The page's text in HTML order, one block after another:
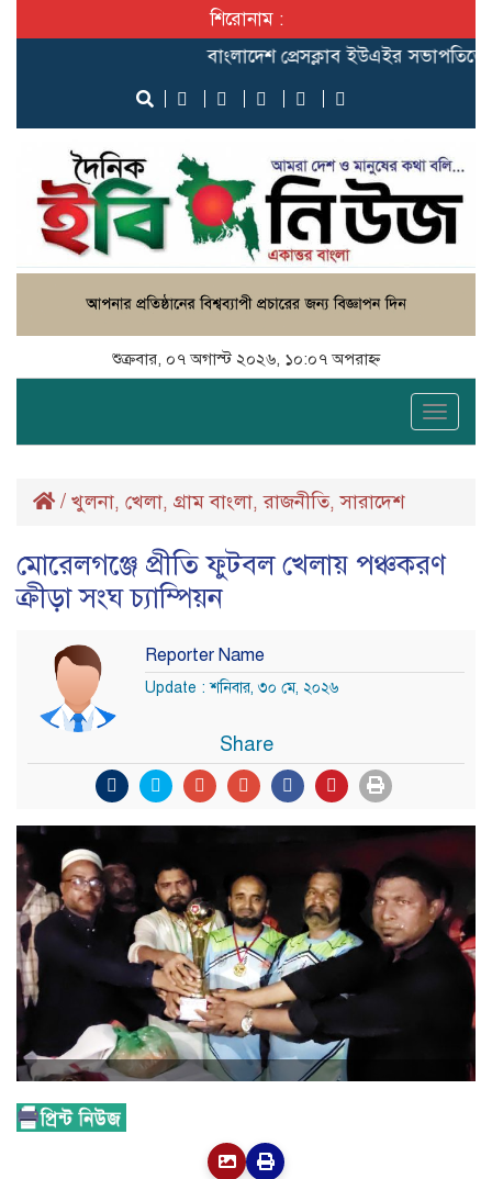
শিরোনাম :
বাংলাদেশ প্রেসক্লাব ইউএইর সভাপতিতে
শুক্রবার, ০৭ অগাস্ট ২০২৬, ১০:০৭ অপরাহ্ন
Toggle
/ খুলনা, খেলা, গ্রাম বাংলা,রাজনীতি,সারাদেশ
মোরেলগঞ্জে প্রীতি ফুটবল খেলায় পঞ্চকরণ
ক্রীড়া সংঘ চ্যাম্পিয়ন
Reporter Name
Update : শনিবার, ৩০ মে, ২০২৬
Share